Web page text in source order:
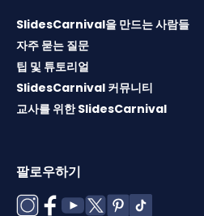
SlidesCarnival을 만드는 사람들
자주 묻는 질문
팁 및 튜토리얼
SlidesCarnival 커뮤니티
교사를 위한 SlidesCarnival
팔로우하기